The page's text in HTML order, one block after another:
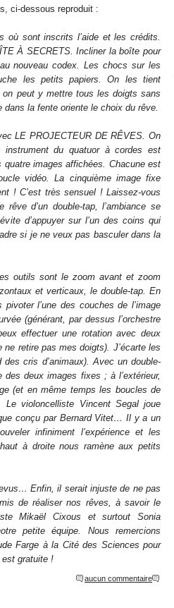
ci-dessous reproduit :
où sont inscrits l’aide et les crédits.
À SECRETS. Incliner la boîte pour
nouveau codex. Les chocs sur les
les petits papiers. On les tient
peut y mettre tous les doigts sans
la fente oriente le choix du rêve.
LE PROJECTEUR DE RÊVES. On
du quatuor à cordes est
images affichées. Chacune est
vidéo. La cinquième image fixe
! C’est très sensuel ! Laissez-vous
d’un double-tap, l’ambiance se
d’appuyer sur l’un des coins qui
si je ne veux pas basculer dans la
outils sont le zoom avant et zoom
et verticaux, le double-tap. En
l’une des couches de l’image
(générant, par dessus l’orchestre
effectuer une rotation avec deux
retire pas mes doigts). J’écarte les
cris d’animaux). Avec un double-
des deux images fixes ; à l’extérieur,
(et en même temps les boucles de
Le violoncelliste Vincent Segal joue
conçu par Bernard Vitet… Il y a un
infiniment l’expérience et les
à droite nous ramène aux petits
Enfin, il serait injuste de ne pas
de réaliser nos rêves, à savoir le
Mikaël Cixous et surtout Sonia
petite équipe. Nous remercions
Farge à la Cité des Sciences pour
est gratuite !
aucun commentaire